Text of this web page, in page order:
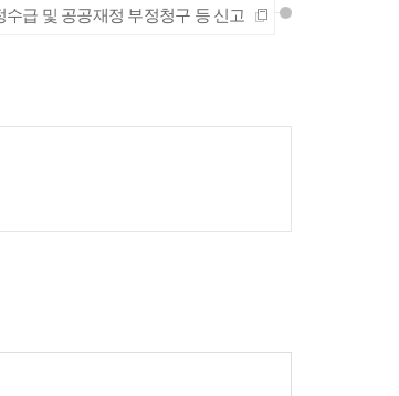
수급 및 공공재정 부정청구 등 신고